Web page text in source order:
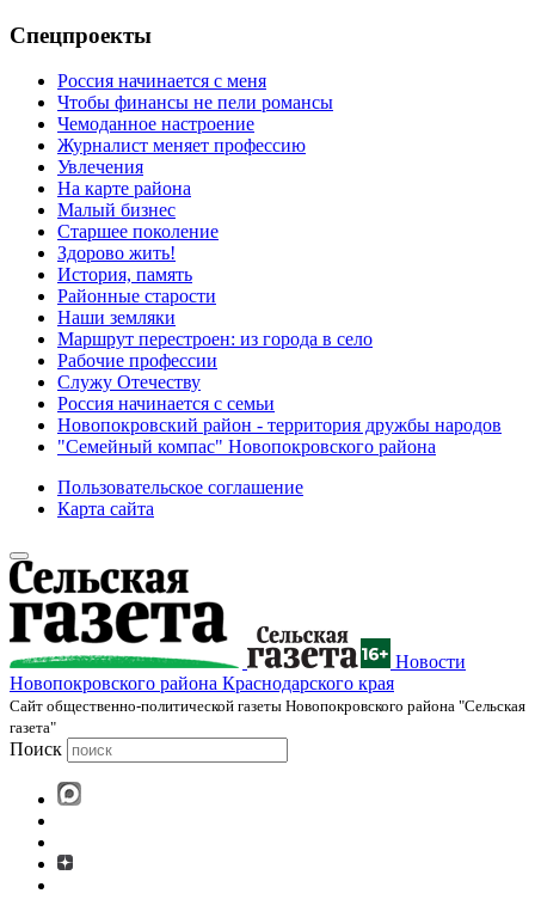
Спецпроекты
Россия начинается с меня
Чтобы финансы не пели романсы
Чемоданное настроение
Журналист меняет профессию
Увлечения
На карте района
Малый бизнес
Старшее поколение
Здорово жить!
История, память
Районные старости
Наши земляки
Маршрут перестроен: из города в село
Рабочие профессии
Служу Отечеству
Россия начинается с семьи
Новопокровский район - территория дружбы народов
"Семейный компас" Новопокровского района
Пользовательское соглашение
Карта сайта
Новости
Новопокровского района Краснодарского края
Cайт общественно-политической газеты Новопокровского района "Сельская
газета"
Поиск